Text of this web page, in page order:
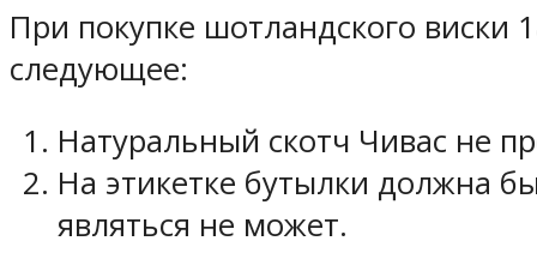
При покупке шотландского
следующее:
Натуральный скотч Чивас не
На этикетке бутылки должна
являться не может.